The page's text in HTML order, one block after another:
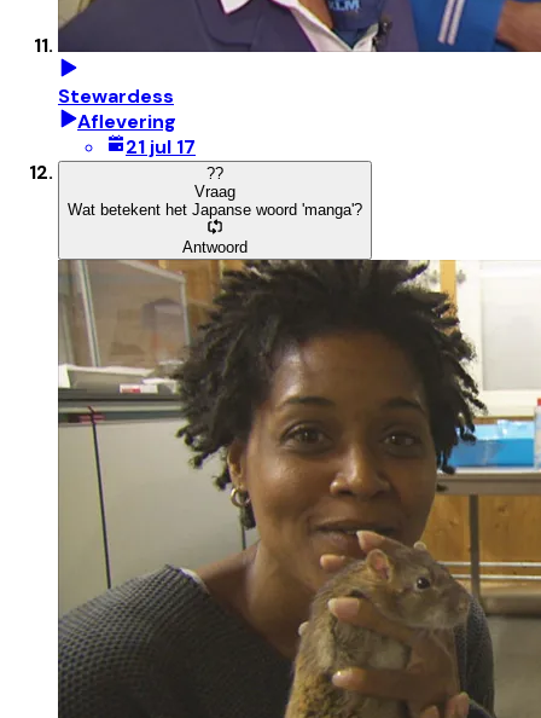
Stewardess
Aflevering
21 jul 17
??
Vraag
Wat betekent het Japanse woord 'manga'?
Antwoord